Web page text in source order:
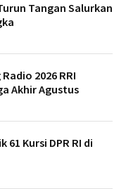
Tangan Salurkan
2026 RRI
Akhir Agustus
Kursi DPR RI di